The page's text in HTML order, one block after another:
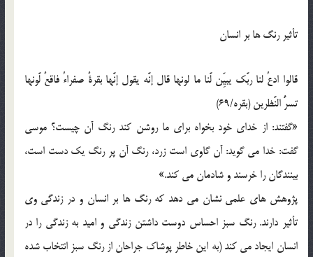
تأثير رنگ ها بر انسان
قالوا ادعُ لنا ربَّک يبيِّن لَّنا ما لونها قال إنَّه يقول إنَّها بقرةٌ صفراءُ فاقعٌ لَّونها
تسرُّ النَّظرين (بقره/69)
«گفتند: از خداي خود بخواه براي ما روشن کند رنگ آن چيست؟ موسي
گفت: خدا مي گويد: آن گاوي است زرد، رنگ آن پر رنگ يک دست است،
بينندگان را خرسند و شادمان مي کند.»
پژوهش هاي علمي نشان مي دهد که رنگ ها بر انسان و در زندگي وي
تأثير دارند. رنگ سبز احساس دوست داشتن زندگي و اميد به زندگي را در
انسان ايجاد مي کند (به اين خاطر پوشاک جراحان از رنگ سبز انتخاب شده